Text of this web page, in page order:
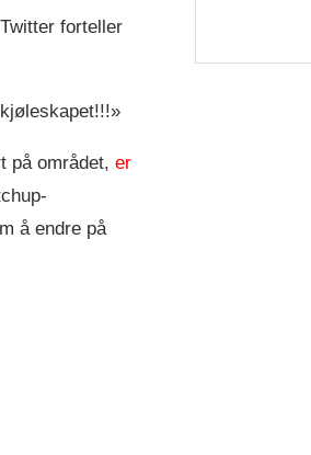
forteller
på området, er
å endre på